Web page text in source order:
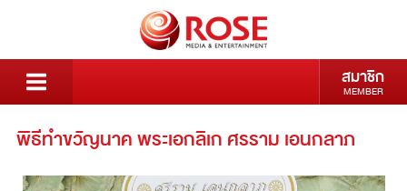
สมาชิก
MEMBER
พิธีทำขวัญนาค พระเอกลิเก ศรราม เอนกลาภ